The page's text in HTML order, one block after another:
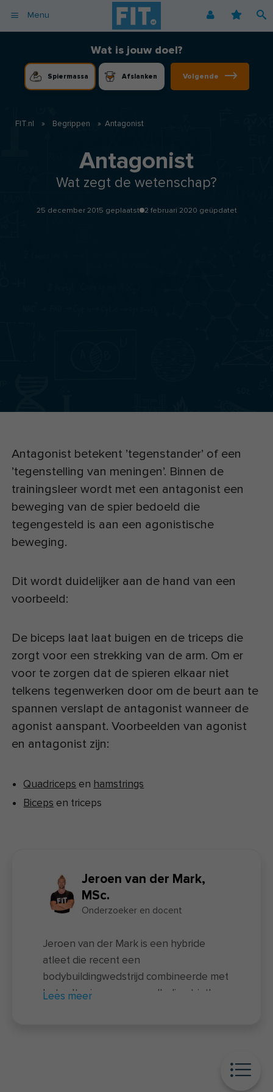
Menu
Cardio
Herstel
Mindset
Voedingssupplementen
Voedingsschema
Fitnessschema
Podcast voor professionals
Vegetarische recepten
Vegan recepten
Coaching
Vacatures
Nieuwsbrief
Wat is jouw doel?
Spiermassa Afslanken Volgende
FIT.nl » Begrippen » Antagonist
Antagonist
Wat zegt de wetenschap?
25 december 2015 geplaatst 2 februari 2020 geüpdatet
Antagonist betekent ’tegenstander’ of een
’tegenstelling van meningen’. Binnen de
trainingsleer wordt met een antagonist een
beweging van de spier bedoeld die
tegengesteld is aan een agonistische
beweging.
Dit wordt duidelijker aan de hand van een
voorbeeld:
De biceps laat laat buigen en de triceps die
zorgt voor een strekking van de arm. Om er
voor te zorgen dat de spieren elkaar niet
telkens tegenwerken door om de beurt aan te
spannen verslapt de antagonist wanneer de
agonist aanspant. Voorbeelden van agonist
en antagonist zijn:
Quadriceps en hamstrings
Biceps en triceps
Jeroen van der Mark,
MSc.
Onderzoeker en docent
Jeroen van der Mark is een hybride
atleet die recent een
bodybuildingwedstrijd combineerde met
het voltooien van een volledige triatlon
Lees meer